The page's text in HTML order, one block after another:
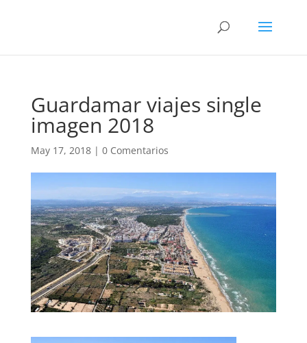
Guardamar viajes single
imagen 2018
May 17, 2018| 0 Comentarios